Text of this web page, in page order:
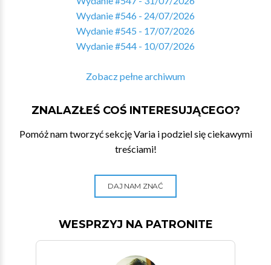
Wydanie #546 - 24/07/2026
Wydanie #545 - 17/07/2026
Wydanie #544 - 10/07/2026
Zobacz pełne archiwum
ZNALAZŁEŚ COŚ INTERESUJĄCEGO?
Pomóż nam tworzyć sekcję Varia i podziel się ciekawymi
treściami!
DAJ NAM ZNAĆ
WESPRZYJ NA PATRONITE